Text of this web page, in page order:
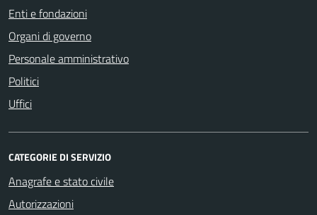
Enti e fondazioni
Organi di governo
Personale amministrativo
Politici
Uffici
CATEGORIE DI SERVIZIO
Anagrafe e stato civile
Autorizzazioni